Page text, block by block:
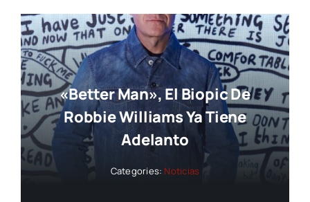
«Better Man», El Biopic De
Robbie Williams Ya Tiene
Adelanto
Categories: Noticias